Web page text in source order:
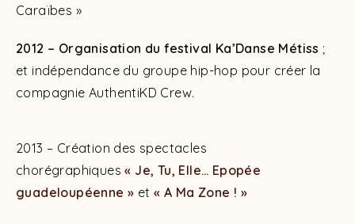
Caraïbes »
2012 – Organisation du festival Ka’Danse Métiss ;
et indépendance du groupe hip-hop pour créer la
compagnie AuthentiKD Crew.
2013 – Création des spectacles
chorégraphiques« Je, Tu, Elle… Epopée
guadeloupéenne » et« A Ma Zone ! »